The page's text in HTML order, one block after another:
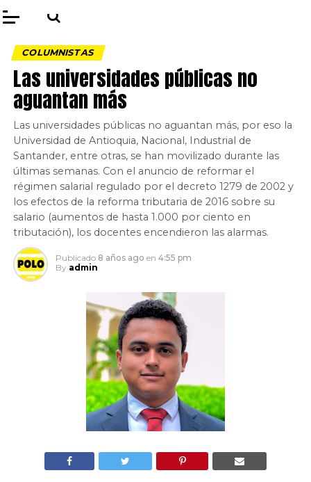
COLUMNISTAS
Las universidades públicas no
aguantan más
Las universidades públicas no aguantan más, por eso la
Universidad de Antioquia, Nacional, Industrial de
Santander, entre otras, se han movilizado durante las
últimas semanas. Con el anuncio de reformar el
régimen salarial regulado por el decreto 1279 de 2002 y
los efectos de la reforma tributaria de 2016 sobre su
salario (aumentos de hasta 1.000 por ciento en
tributación), los docentes encendieron las alarmas.
Publicado 8 años ago en 4:55 pm
By admin